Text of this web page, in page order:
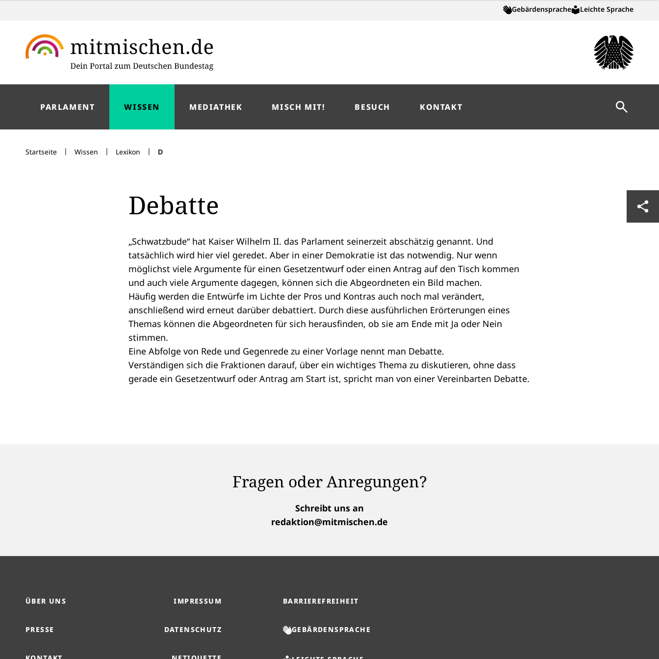
Gebärdensprache Leichte Sprache
PARLAMENT WISSEN MEDIATHEK MISCH MIT! BESUCH KONTAKT Suche
Startseite | Wissen | Lexikon | D
Debatte
„Schwatzbude“ hat Kaiser Wilhelm II. das Parlament seinerzeit abschätzig genannt. Und
tatsächlich wird hier viel geredet. Aber in einer Demokratie ist das notwendig. Nur wenn
möglichst viele Argumente für einen Gesetzentwurfoder einen Antrag auf den Tisch kommen
und auch viele Argumente dagegen, können sich die Abgeordneten ein Bild machen.
Häufig werden die Entwürfe im Lichte der Pros und Kontras auch noch mal verändert,
anschließend wird erneut darüber debattiert. Durch diese ausführlichen Erörterungen eines
Themas können die Abgeordneten für sich herausfinden, ob sie am Ende mit Ja oder Nein
stimmen.
Eine Abfolge von Rede und Gegenrede zu einer Vorlage nennt man Debatte.
Verständigen sich die Fraktionen darauf, über ein wichtiges Thema zu diskutieren, ohne dass
gerade ein Gesetzentwurf oder Antrag am Start ist, spricht man von einer Vereinbarten Debatte.
Fragen oder Anregungen?
Schreibt uns an
redaktion@mitmischen.de
ÜBER UNS IMPRESSUM
PRESSE DATENSCHUTZ
BARRIEREFREIHEIT
GEBÄRDENSPRACHE